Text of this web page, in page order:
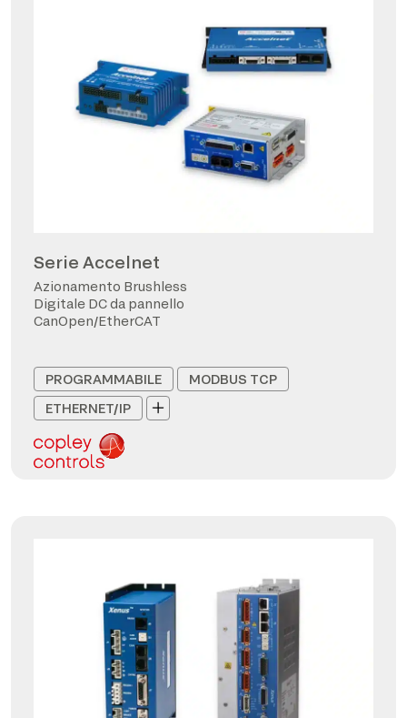
Serie Accelnet
Azionamento Brushless
Digitale DC da pannello
CanOpen/EtherCAT
PROGRAMMABILE
MODBUS TCP
ETHERNET/IP